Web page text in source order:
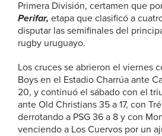
Primera División, certamen que
Perifar, etapa que clasificó a
disputar las semifinales del
rugby uruguayo.
Los cruces se abrieron el viernes
Boys en el Estadio Charrúa ante
20, y continuó el sábado con el
ante Old Christians 35 a 17, con
derrotando a PSG 36 a 8 y con
venciendo a Los Cuervos por un